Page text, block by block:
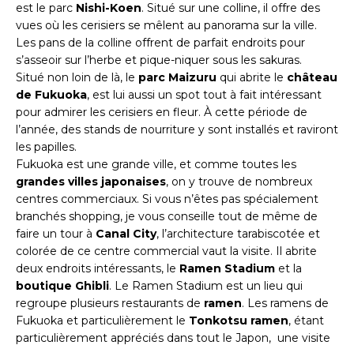
est le parc Nishi-Koen. Situé sur une colline, il offre des
vues où les cerisiers se mêlent au panorama sur la ville.
Les pans de la colline offrent de parfait endroits pour
s’asseoir sur l’herbe et pique-niquer sous les sakuras.
Situé non loin de là, le parc Maizuru qui abrite le château
de Fukuoka, est lui aussi un spot tout à fait intéressant
pour admirer les cerisiers en fleur. À cette période de
l’année, des stands de nourriture y sont installés et raviront
les papilles.
Fukuoka est une grande ville, et comme toutes les
grandes villes japonaises, on y trouve de nombreux
centres commerciaux. Si vous n’êtes pas spécialement
branchés shopping, je vous conseille tout de même de
faire un tour à Canal City, l’architecture tarabiscotée et
colorée de ce centre commercial vaut la visite. Il abrite
deux endroits intéressants, le Ramen Stadium et la
boutique Ghibli. Le Ramen Stadium est un lieu qui
regroupe plusieurs restaurants de ramen. Les ramens de
Fukuoka et particulièrement le Tonkotsu ramen, étant
particulièrement appréciés dans tout le Japon, une visite